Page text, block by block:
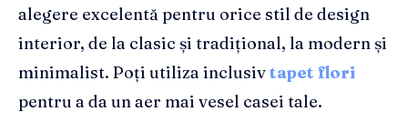
alegere excelentă pentru orice stil de design
interior, de la clasic și tradițional, la modern și
minimalist. Poți utiliza inclusivtapet flori
pentru a da un aer mai vesel casei tale.